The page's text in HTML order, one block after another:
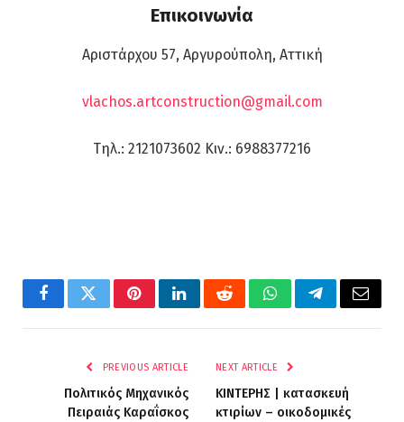
Επικοινωνία
Αριστάρχου 57, Αργυρούπολη, Αττική
vlachos.artconstruction@gmail.com
Τηλ.: 2121073602 Κιν.: 6988377216
FacebookTwitterPinterestLinkedInRedditWhatsAppTelegramEmail
PREVIOUS ARTICLE
Πολιτικός Μηχανικός
Πειραιάς Καραΐσκος
NEXT ARTICLE
ΚΙΝΤΕΡΗΣ | κατασκευή
κτιρίων – οικοδομικές